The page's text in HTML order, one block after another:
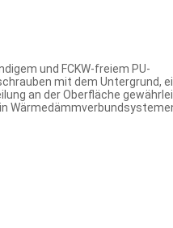
und FCKW-freiem PU-
mit dem Untergrund,
an der Oberfläche